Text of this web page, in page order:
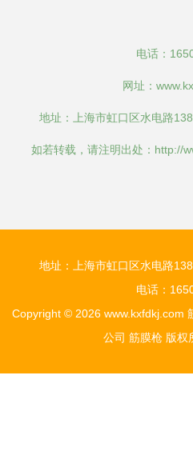
电话：
网址：
地址：上海市虹口区水电路
如若转载，请注明出处：http://
地址：上海市虹口区水电路
电话：
Copyright © 2026 www.kxfdkj.com
公司 筋膜枪 版权